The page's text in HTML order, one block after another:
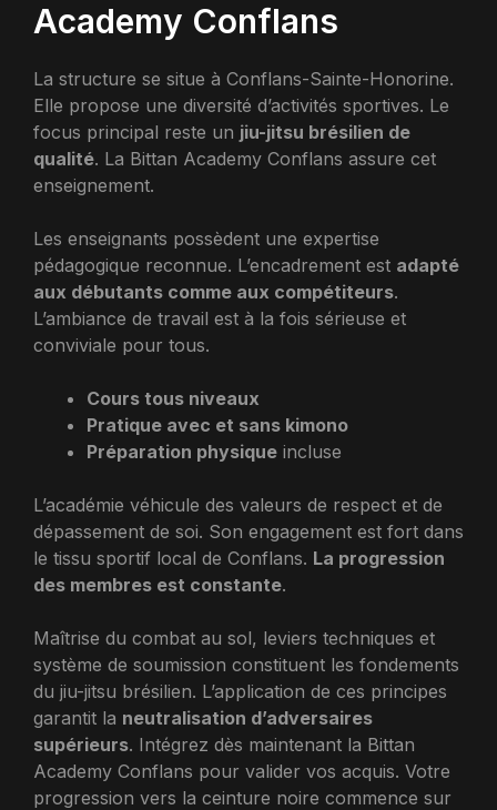
Academy Conflans
La structure se situe à Conflans-Sainte-Honorine.
Elle propose une diversité d’activités sportives. Le
focus principal reste un jiu-jitsu brésilien de
qualité. La Bittan Academy Conflans assure cet
enseignement.
Les enseignants possèdent une expertise
pédagogique reconnue. L’encadrement est adapté
aux débutants comme aux compétiteurs.
L’ambiance de travail est à la fois sérieuse et
conviviale pour tous.
Cours tous niveaux
Pratique avec et sans kimono
Préparation physique incluse
L’académie véhicule des valeurs de respect et de
dépassement de soi. Son engagement est fort dans
le tissu sportif local de Conflans. La progression
des membres est constante.
Maîtrise du combat au sol, leviers techniques et
système de soumission constituent les fondements
du jiu-jitsu brésilien. L’application de ces principes
garantit la neutralisation d’adversaires
supérieurs. Intégrez dès maintenant la Bittan
Academy Conflans pour valider vos acquis. Votre
progression vers la ceinture noire commence sur